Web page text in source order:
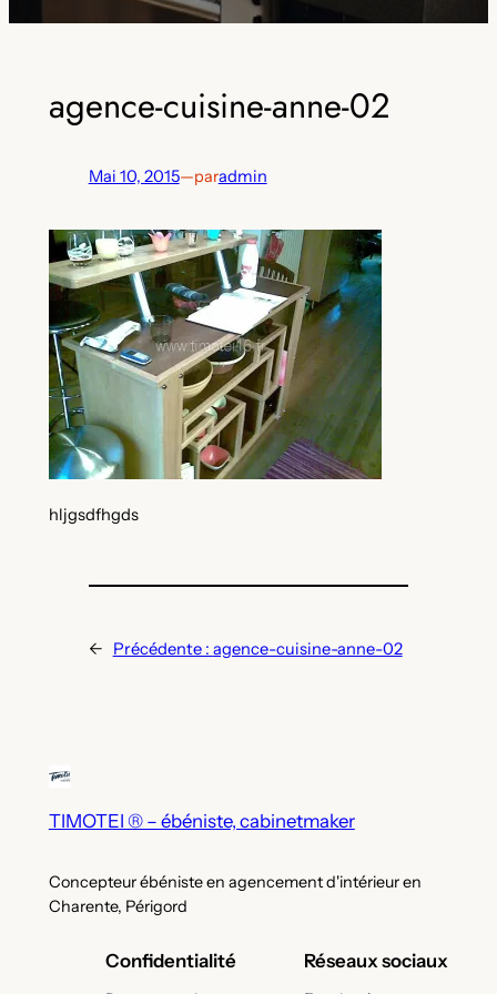
agence-cuisine-anne-02
Mai 10, 2015—paradmin
hljgsdfhgds
← Précédente : agence-cuisine-anne-02
TIMOTEI ® – ébéniste, cabinetmaker
Concepteur ébéniste en agencement d'intérieur en
Charente, Périgord
Confidentialité Réseaux sociaux